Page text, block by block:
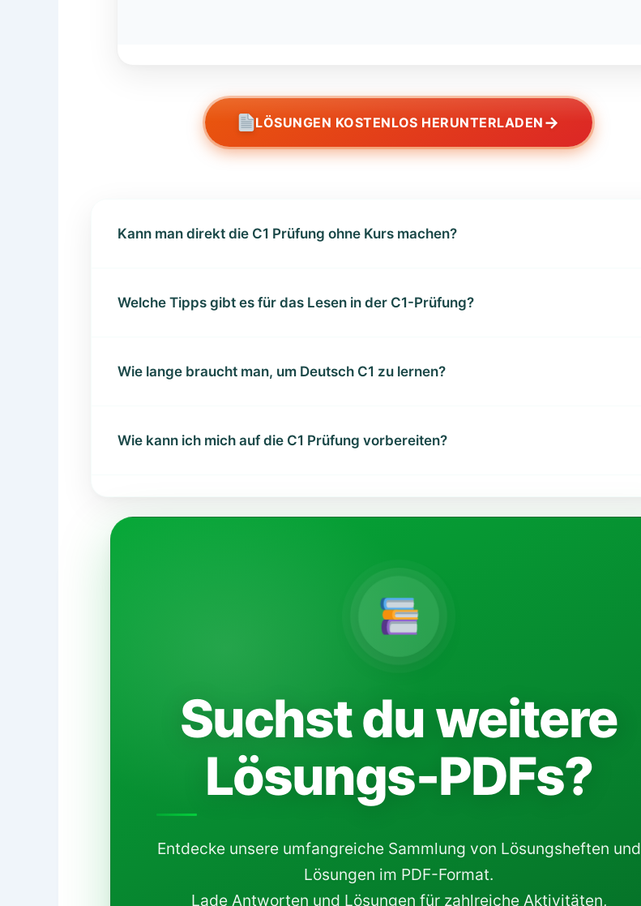
LÖSUNGEN KOSTENLOS HERUNTERLADEN →
Kann man direkt die C1 Prüfung ohne Kurs machen?
Welche Tipps gibt es für das Lesen in der C1-Prüfung?
Wie lange braucht man, um Deutsch C1 zu lernen?
Wie kann ich mich auf die C1 Prüfung vorbereiten?
Suchst du weitere
Lösungs-PDFs?
Entdecke unsere umfangreiche Sammlung von Lösungsheften und
Lösungen im PDF-Format.
Lade Antworten und Lösungen für zahlreiche Aktivitäten,